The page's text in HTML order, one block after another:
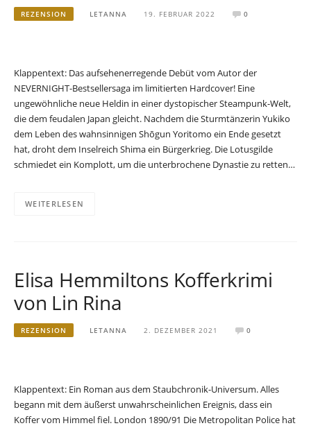
REZENSION LETANNA 19. FEBRUAR 2022 0
Klappentext: Das aufsehenerregende Debüt vom Autor der
NEVERNIGHT-Bestsellersaga im limitierten Hardcover! Eine
ungewöhnliche neue Heldin in einer dystopischer Steampunk-Welt,
die dem feudalen Japan gleicht. Nachdem die Sturmtänzerin Yukiko
dem Leben des wahnsinnigen Shōgun Yoritomo ein Ende gesetzt
hat, droht dem Inselreich Shima ein Bürgerkrieg. Die Lotusgilde
schmiedet ein Komplott, um die unterbrochene Dynastie zu retten…
WEITERLESEN
Elisa Hemmiltons Kofferkrimi
von Lin Rina
REZENSION LETANNA 2. DEZEMBER 2021 0
Klappentext: Ein Roman aus dem Staubchronik-Universum. Alles
begann mit dem äußerst unwahrscheinlichen Ereignis, dass ein
Koffer vom Himmel fiel. London 1890/91 Die Metropolitan Police hat